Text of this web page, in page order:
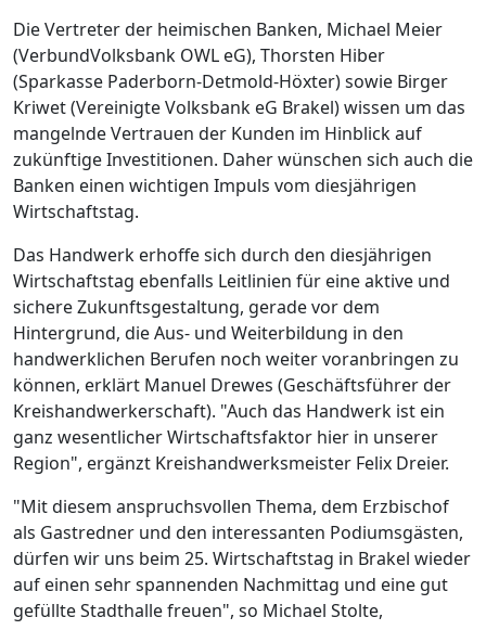
Die Vertreter der heimischen Banken, Michael Meier
(VerbundVolksbank OWL eG), Thorsten Hiber
(Sparkasse Paderborn-Detmold-Höxter) sowie Birger
Kriwet (Vereinigte Volksbank eG Brakel) wissen um das
mangelnde Vertrauen der Kunden im Hinblick auf
zukünftige Investitionen. Daher wünschen sich auch die
Banken einen wichtigen Impuls vom diesjährigen
Wirtschaftstag.
Das Handwerk erhoffe sich durch den diesjährigen
Wirtschaftstag ebenfalls Leitlinien für eine aktive und
sichere Zukunftsgestaltung, gerade vor dem
Hintergrund, die Aus- und Weiterbildung in den
handwerklichen Berufen noch weiter voranbringen zu
können, erklärt Manuel Drewes (Geschäftsführer der
Kreishandwerkerschaft). "Auch das Handwerk ist ein
ganz wesentlicher Wirtschaftsfaktor hier in unserer
Region", ergänzt Kreishandwerksmeister Felix Dreier.
"Mit diesem anspruchsvollen Thema, dem Erzbischof
als Gastredner und den interessanten Podiumsgästen,
dürfen wir uns beim 25. Wirtschaftstag in Brakel wieder
auf einen sehr spannenden Nachmittag und eine gut
gefüllte Stadthalle freuen", so Michael Stolte,